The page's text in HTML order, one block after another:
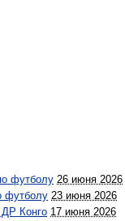
футболу 26 июня 2026
футболу 23 июня 2026
Конго 17 июня 2026